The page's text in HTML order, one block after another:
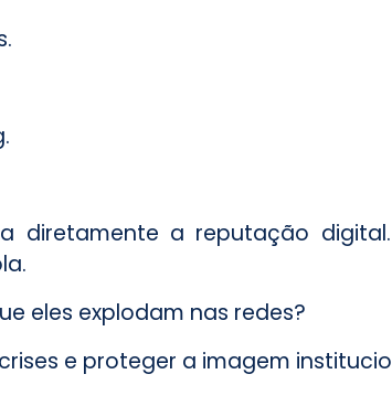
diretamente a reputação
eles explodam nas redes?
e proteger a imagem